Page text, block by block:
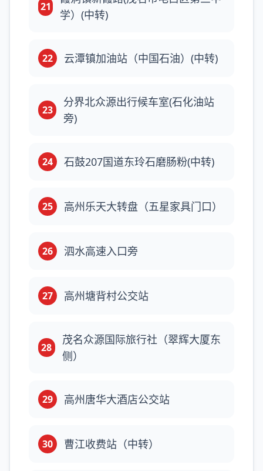
21
学）(中转)
22 云潭镇加油站（中国石油）(中转)
23
分界北众源出行候车室(石化油站
旁)
24 石鼓207国道东玲石磨肠粉(中转)
25 高州乐天大转盘（五星家具门口）
26 泗水高速入口旁
27 高州塘背村公交站
28
茂名众源国际旅行社（翠辉大厦东
侧）
29 高州唐华大酒店公交站
30 曹江收费站（中转）